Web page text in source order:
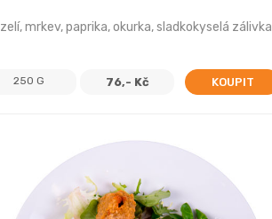
zelí, mrkev, paprika, okurka, sladkokyselá zálivka
250 G 76,- Kč KOUPIT